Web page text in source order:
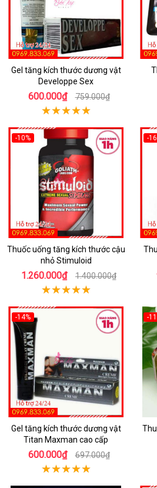
Gel tăng kích thước dương vật
Developpe Sex
600.000₫ 759.000₫
-10%
Thuốc uống tăng kích thước cậu
nhỏ Stimuloid
1.260.000₫ 1.400.000₫
-
-14%
Gel tăng kích thước dương vật
Titan Maxman cao cấp
600.000₫ 697.000₫
-